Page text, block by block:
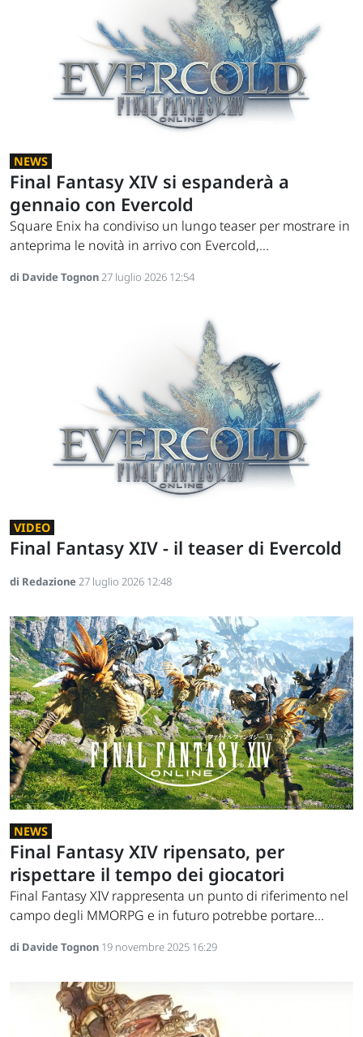
NEWS
Final Fantasy XIV si espanderà a
gennaio con Evercold
Square Enix ha condiviso un lungo teaser per mostrare in
anteprima le novità in arrivo con Evercold,...
di Davide Tognon27 luglio 2026 12:54
VIDEO
Final Fantasy XIV - il teaser di Evercold
di Redazione 27 luglio 2026 12:48
NEWS
Final Fantasy XIV ripensato, per
rispettare il tempo dei giocatori
Final Fantasy XIV rappresenta un punto di riferimento nel
campo degli MMORPG e in futuro potrebbe portare...
di Davide Tognon 19 novembre 2025 16:29